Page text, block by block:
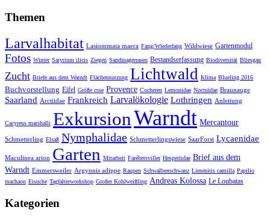
Themen
Larvalhabitat Lasiommata maera Fang/Wiederfang Wildwiese Gartenmodul
Fotos Winter Satyrium ilicis Ziegen Sandmagerrasen Bestandserfassung Biodiversität Bliesgau
Zucht Briefe aus dem Warndt Flächennutzung Lichtwald Klima Blueling 2016
Buchvorstellung Eifel Größe csse Provence Cocheren Lemonidae Noctuidae Braunauge
Saarland Arctiidae Frankreich Larvalökologie Lothringen Anleitung
Cacyreus marshalli ExkursionWarndt Mercantour
Schmetterling Elsaß Nymphalidae Schmetterlingswiese SaarForst Lycaenidae
Maculinea arion Garten Mitarbeit Farébersviller Hesperiidae Brief aus dem
Warndt Emmersweiler Argynnis adippe Raupen Schwalbenschwanz Limenitis camilla Papilio
machaon Eisuche Tagfalterworkshop Großer Kohlweißling Andreas Kolossa Le Loubatas
Kategorien